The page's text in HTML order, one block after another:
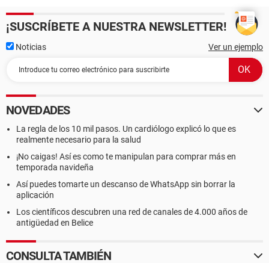
¡SUSCRÍBETE A NUESTRA NEWSLETTER!
Noticias Ver un ejemplo
NOVEDADES
La regla de los 10 mil pasos. Un cardiólogo explicó lo que es
realmente necesario para la salud
¡No caigas! Así es como te manipulan para comprar más en
temporada navideña
Así puedes tomarte un descanso de WhatsApp sin borrar la
aplicación
Los científicos descubren una red de canales de 4.000 años de
antigüedad en Belice
CONSULTA TAMBIÉN